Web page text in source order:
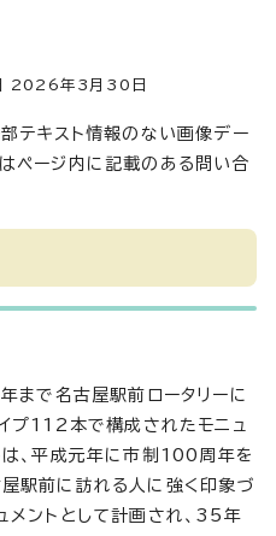
2026年3月30日
テキスト情報のない画像デー
ページ内に記載のある問い合
まで名古屋駅前ロータリーに
プ112本で構成されたモニュ
は、平成元年に市制100周年を
駅前に訪れる人に強く印象づ
メントとして計画され、35年